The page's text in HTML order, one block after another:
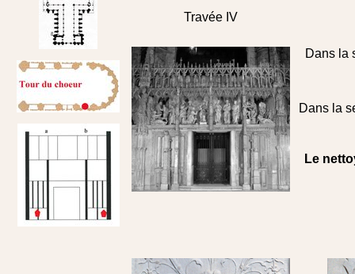
Travée IV
Dans la
Dans la
Le